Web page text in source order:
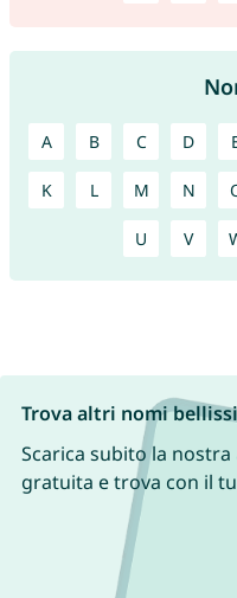
A B C D
K L M N
U V
Trova altri nomi
Scarica subito la nostra
gratuita e trova con il